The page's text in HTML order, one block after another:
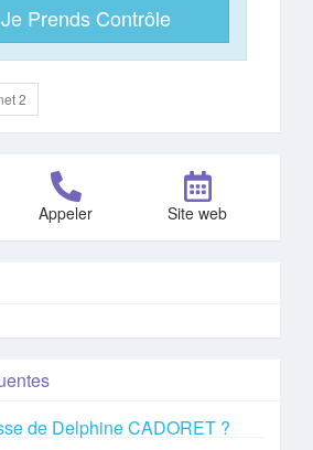
Je Prends Contrôle
2
Appeler Site web
de Delphine CADORET ?